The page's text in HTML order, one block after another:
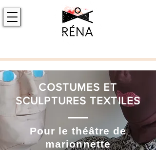
COSTUMES ET
SCULPTURES TEXTILES
Pour le théâtre de
marionnette